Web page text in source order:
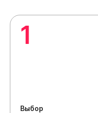
1
Выбор